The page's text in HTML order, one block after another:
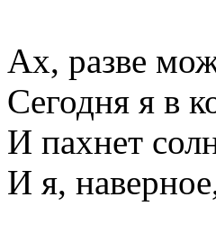
Ах, разве
Сегодня я в
И пахнет
И я,